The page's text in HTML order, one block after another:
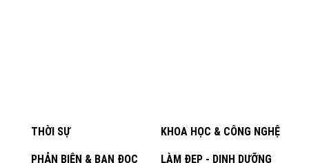
THỜI SỰ KHOA HỌC & CÔNG NGHỆ
PHẢN BIỆN & BẠN ĐỌC LÀM ĐẸP - DINH DƯỠNG